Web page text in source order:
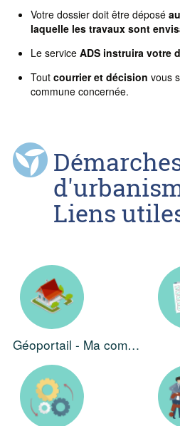
Votre dossier doit être déposé
laquelle les travaux sont
Le service ADS instruira votre
Tout courrier et décision vous
commune concernée.
Liens
Géoportail - Ma commune